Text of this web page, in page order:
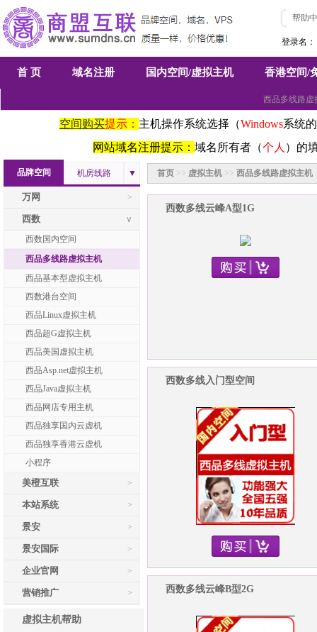
帮助
登录名：
首 页 域名注册 国内空间/虚拟主机 香港空间/
西品多线路虚
空间购买提示： 主机操作系统选择（Windows系统
网站域名注册提示： 域名所有者（个人 ）的
品牌空间 机房线路 ▼
>
万网
∨
西数
西数国内空间
西品多线路虚拟主机
西品基本型虚拟主机
西数港台空间
西品Linux虚拟主机
西品超G虚拟主机
西品美国虚拟主机
西品Asp.net虚拟主机
西品Java虚拟主机
西品网店专用主机
西品独享国内云虚机
西品独享香港云虚机
小程序
>
美橙互联
>
本站系统
>
景安
>
景安国际
>
企业官网
>
营销推广
虚拟主机帮助
首页 >> 虚拟主机 >> 西品多线路虚拟主机
西数多线云峰A型1G
西数多线入门型空间
西数多线云峰B型2G